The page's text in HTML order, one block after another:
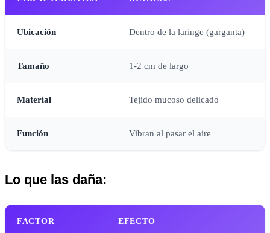
Ubicación Dentro de la laringe (garganta)
Tamaño 1-2 cm de largo
Material Tejido mucoso delicado
Función Vibran al pasar el aire
Lo que las daña:
FACTOR EFECTO